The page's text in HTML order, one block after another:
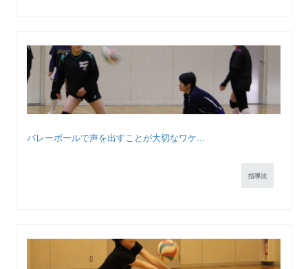
バレーボールで声を出すことが大切なワケ...
指導法